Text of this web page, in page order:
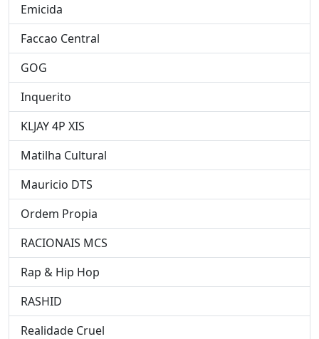
Emicida
Faccao Central
GOG
Inquerito
KLJAY 4P XIS
Matilha Cultural
Mauricio DTS
Ordem Propia
RACIONAIS MCS
Rap & Hip Hop
RASHID
Realidade Cruel